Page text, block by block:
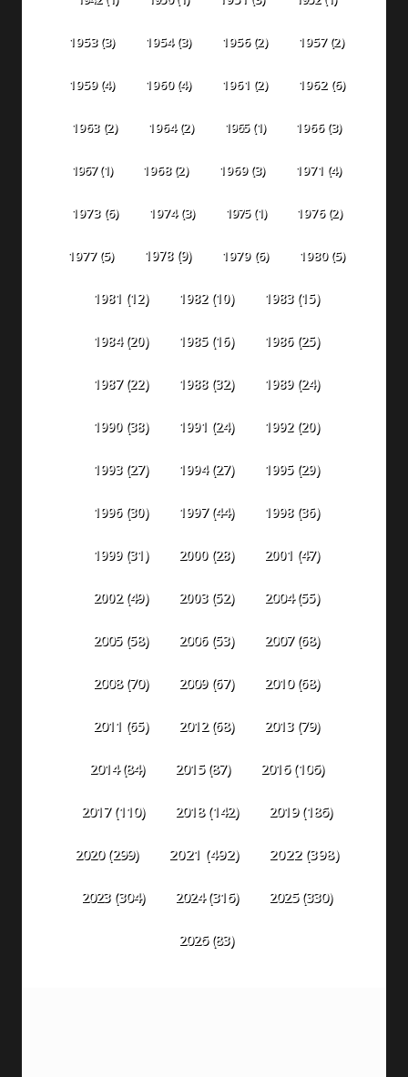
1953(3) 1954(3) 1956(2) 1957(2)
1959(4) 1960(4) 1961 (2) 1962(6)
1963 (2) 1964(2) 1965(1) 1966(3)
1967(1) 1968(2) 1969(3) 1971 (4)
1973(6) 1974(3) 1975(1) 1976(2)
1977(5) 1978(9) 1979(6) 1980(5)
1981 (12) 1982(10) 1983(15)
1984(20) 1985(16) 1986(25)
1987(22) 1988(32) 1989(24)
1990(38) 1991 (24) 1992(20)
1993(27) 1994(27) 1995(29)
1996(30) 1997(44) 1998(36)
1999(31) 2000(28) 2001 (47)
2002(49) 2003(52) 2004(55)
2005(58) 2006(53) 2007(68)
2008(70) 2009(67) 2010(68)
2011 (65) 2012(68) 2013(79)
2014(84) 2015(87) 2016(106)
2017(110) 2018(142) 2019(186)
2020(299) 2021 (492) 2022(398)
2023(304) 2024(316) 2025(330)
2026(83)